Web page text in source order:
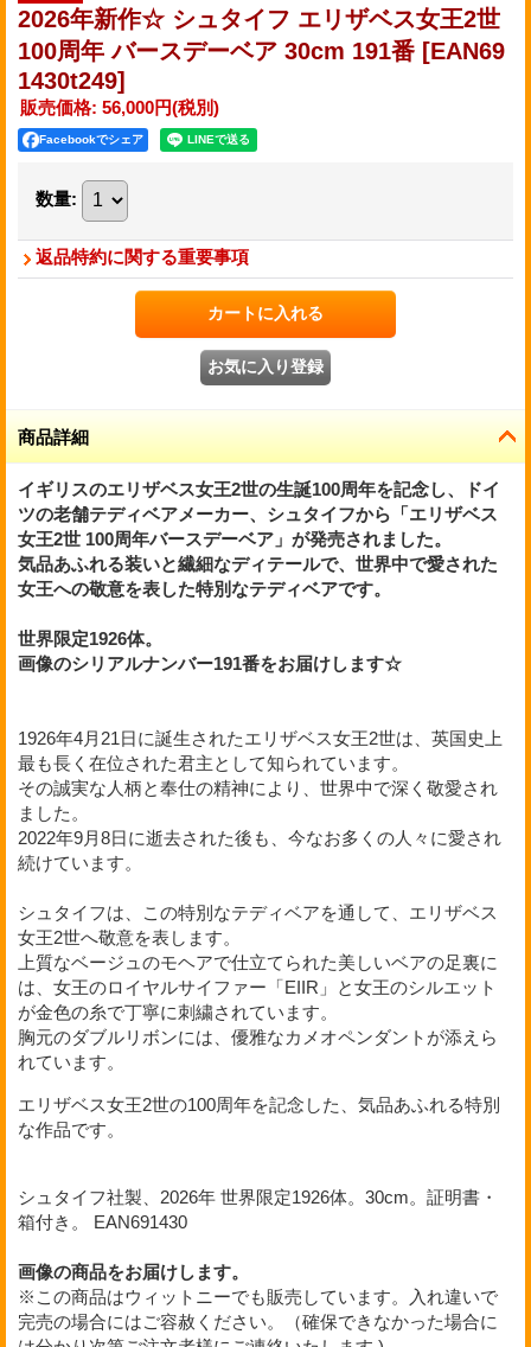
2026年新作☆ シュタイフ エリザベス女王2世
100周年 バースデーベア 30cm 191番 [EAN69
1430t249]
販売価格: 56,000円(税別)
Facebookでシェア
数量:
返品特約に関する重要事項
商品詳細
イギリスのエリザベス女王2世の生誕100周年を記念し、ドイ
ツの老舗テディベアメーカー、シュタイフから「エリザベス
女王2世 100周年バースデーベア」が発売されました。
気品あふれる装いと繊細なディテールで、世界中で愛された
女王への敬意を表した特別なテディベアです。
世界限定1926体。
画像のシリアルナンバー191番をお届けします☆
1926年4月21日に誕生されたエリザベス女王2世は、英国史上
最も長く在位された君主として知られています。
その誠実な人柄と奉仕の精神により、世界中で深く敬愛され
ました。
2022年9月8日に逝去された後も、今なお多くの人々に愛され
続けています。
シュタイフは、この特別なテディベアを通して、エリザベス
女王2世へ敬意を表します。
上質なベージュのモヘアで仕立てられた美しいベアの足裏に
は、女王のロイヤルサイファー「EIIR」と女王のシルエット
が金色の糸で丁寧に刺繍されています。
胸元のダブルリボンには、優雅なカメオペンダントが添えら
れています。
エリザベス女王2世の100周年を記念した、気品あふれる特別
な作品です。
シュタイフ社製、2026年 世界限定1926体。30cm。証明書・
箱付き。 EAN691430
画像の商品をお届けします。
※この商品はウィットニーでも販売しています。入れ違いで
完売の場合にはご容赦ください。（確保できなかった場合に